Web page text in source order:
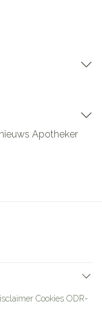
Apotheker
Cookies ODR-